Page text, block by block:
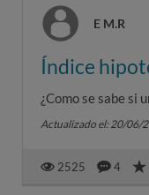
E M.R
Índice
¿Como se sabe si
índice IRPH?
Actualizado el: 20/06/
2525 4